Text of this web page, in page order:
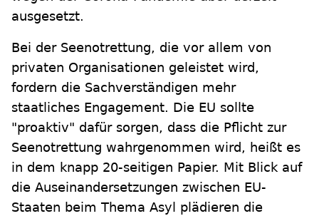
ausgesetzt.
Bei der Seenotrettung, die vor allem von
privaten Organisationen geleistet wird,
fordern die Sachverständigen mehr
staatliches Engagement. Die EU sollte
"proaktiv" dafür sorgen, dass die Pflicht zur
Seenotrettung wahrgenommen wird, heißt es
in dem knapp 20-seitigen Papier. Mit Blick auf
die Auseinandersetzungen zwischen EU-
Staaten beim Thema Asyl plädieren die